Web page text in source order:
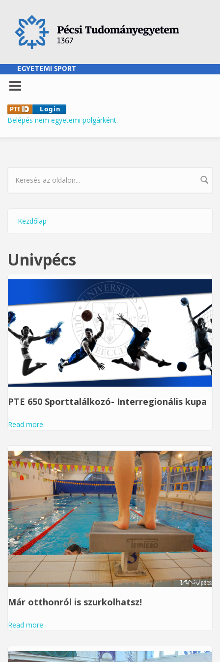
EGYETEMI SPORT
Belépés nem egyetemi polgárként
KERESÉS ŰRLAP
Jelenlegi hely
Kezdőlap
Univpécs
PTE 650 Sporttalálkozó- Interregionális kupa
Read more
Már otthonról is szurkolhatsz!
Read more